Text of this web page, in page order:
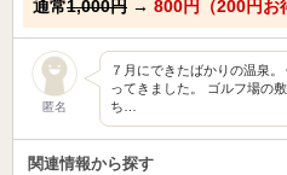
通常1,000円 → 800円（200円お
匿名
７月にできたばかりの温泉
ってきました。 ゴルフ場の
ち…
関連情報から探す